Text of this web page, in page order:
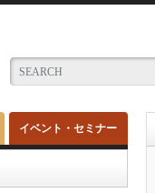
イベント・セミナー